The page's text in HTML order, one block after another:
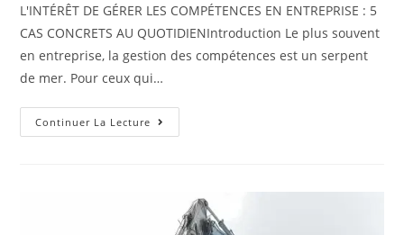
L'INTÉRÊT DE GÉRER LES COMPÉTENCES EN ENTREPRISE : 5
CAS CONCRETS AU QUOTIDIENIntroduction Le plus souvent
en entreprise, la gestion des compétences est un serpent
de mer. Pour ceux qui…
Continuer La Lecture